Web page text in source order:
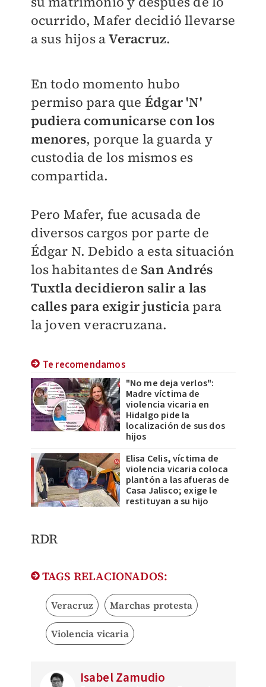
ocurrido, Mafer decidió llevarse
a sus hijos aVeracruz.
En todo momento hubo
permiso para que Édgar 'N'
pudiera comunicarse con los
menores, porque la guarda y
custodia de los mismos es
compartida.
Pero Mafer, fue acusada de
diversos cargos por parte de
Édgar N.Debido a esta situación
los habitantes de San Andrés
Tuxtla decidieron salir a las
calles para exigir justiciapara
la joven veracruzana.
Te recomendamos
"No me deja verlos":
Madre víctima de
violencia vicaria en
Hidalgo pide la
localización de sus dos
hijos
Elisa Celis, víctima de
violencia vicaria coloca
plantón a las afueras de
Casa Jalisco; exige le
restituyan a su hijo
RDR
TAGS RELACIONADOS:
Veracruz Marchas protesta
Violencia vicaria
Isabel Zamudio